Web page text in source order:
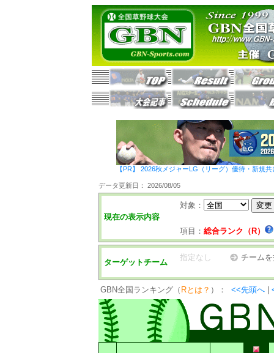
【PR】 2026秋メジャーLG（リーグ）優待・新規
データ更新日： 2026/08/05
現在の表示内容
対象：
項目： 総合ランク（R）
ターゲットチーム
指定なし チーム
GBN全国ランキング（ Rとは？ ）： <<先頭へ